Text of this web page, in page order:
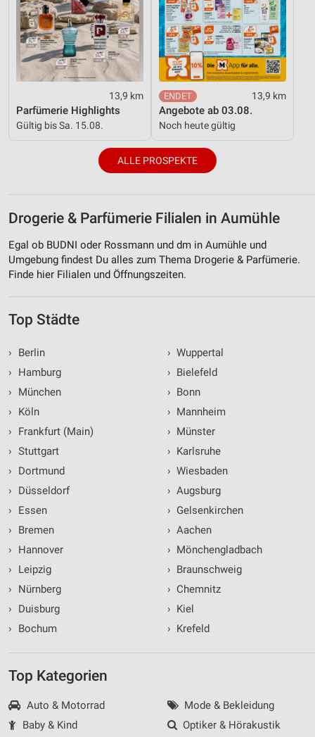
13,9 km
Parfümerie Highlights
Gültig bis Sa. 15.08.
13,9 km
Angebote ab 03.08.
Noch heute gültig
ALLE PROSPEKTE
Drogerie & Parfümerie Filialen in Aumühle
Egal ob BUDNI oder Rossmann und dm in Aumühle und
Umgebung findest Du alles zum Thema Drogerie & Parfümerie.
Finde hier Filialen und Öffnungszeiten.
Top Städte
›
Berlin
›
Hamburg
›
München
›
Köln
›
Frankfurt (Main)
› Stuttgart
›
Dortmund
›
Düsseldorf
›
Essen
›
Bremen
›
Hannover
›
Leipzig
›
Nürnberg
›
Duisburg
›
Bochum
› Wuppertal
› Bielefeld
› Bonn
› Mannheim
› Münster
› Karlsruhe
› Wiesbaden
› Augsburg
› Gelsenkirchen
› Aachen
› Mönchengladbach
› Braunschweig
› Chemnitz
› Kiel
› Krefeld
Top Kategorien
Auto & Motorrad
Baby & Kind
Mode & Bekleidung
Optiker & Hörakustik